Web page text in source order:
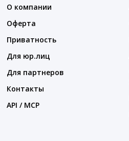
О компании
Оферта
Приватность
Для юр.лиц
Для партнеров
Контакты
API / MCP